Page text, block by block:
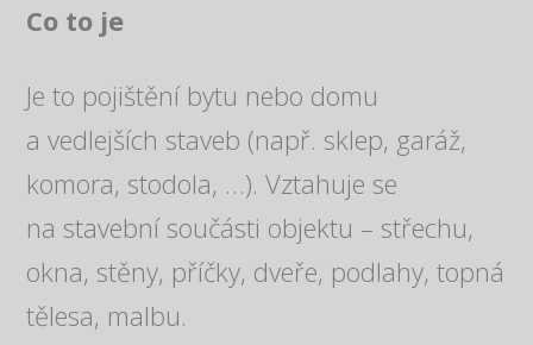
Co to je
Je to pojištění bytu nebo domu
a vedlejších staveb (např. sklep, garáž,
komora, stodola, …). Vztahuje se
na stavební součásti objektu – střechu,
okna, stěny, příčky, dveře, podlahy, topná
tělesa, malbu.